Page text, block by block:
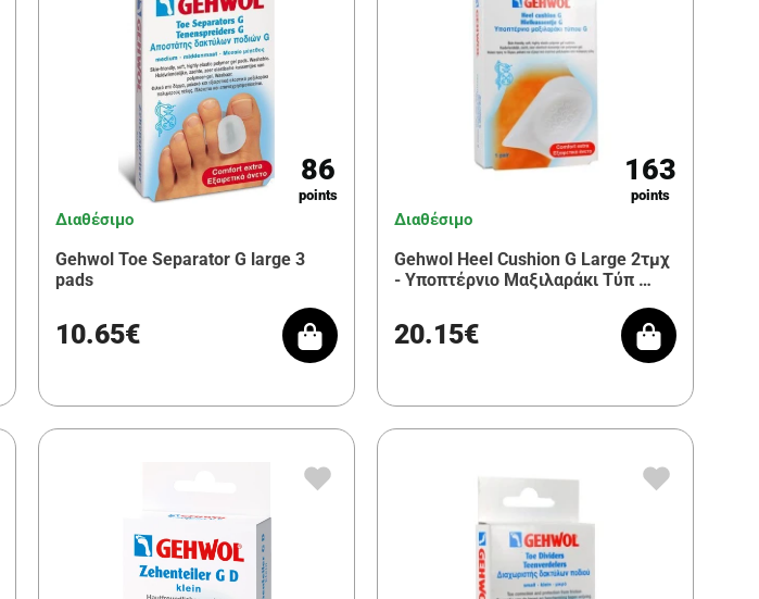
86
points
Διαθέσιμο
Gehwol Toe Separator G large 3
pads
10.65€
163
points
Διαθέσιμο
Gehwol Heel Cushion G Large 2τμχ
- Υποπτέρνιο Μαξιλαράκι Τύπ …
20.15€